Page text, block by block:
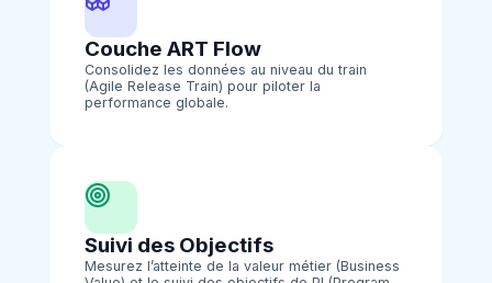
Couche ART Flow
Consolidez les données au niveau du train
(Agile Release Train) pour piloter la
performance globale.
Suivi des Objectifs
Mesurez l’atteinte de la valeur métier (Business